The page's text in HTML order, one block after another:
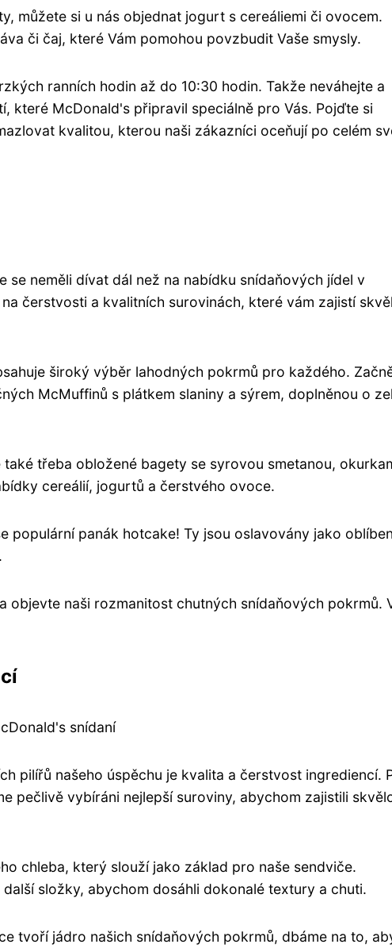
můžete si u nás objednat jogurt s cereáliemi či ovocem.
či čaj, které Vám pomohou povzbudit Vaše smysly.
ranních hodin až do 10:30 hodin. Takže neváhejte a
které McDonald's připravil speciálně pro Vás. Pojďte si
kvalitou, kterou naši zákazníci oceňují po celém
se neměli dívat dál než na nabídku snídaňových jídel v
čerstvosti a kvalitních surovinách, které vám zajistí
široký výběr lahodných pokrmů pro každého.
McMuffinů s plátkem slaniny a sýrem, doplněnou o
třeba obložené bagety se syrovou smetanou,
cereálií, jogurtů a čerstvého ovoce.
populární panák hotcake! Ty jsou oslavovány jako
objevte naši rozmanitost chutných snídaňových pokrmů.
snídaní
pilířů našeho úspěchu je kvalita a čerstvost ingrediencí.
pečlivě vybíráni nejlepší suroviny, abychom zajistili
chleba, který slouží jako základ pro naše sendviče.
složky, abychom dosáhli dokonalé textury a chuti.
tvoří jádro našich snídaňových pokrmů, dbáme na to,